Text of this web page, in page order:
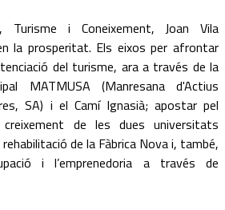
Turisme i Coneixement, Joan Vila
la prosperitat. Els eixos per afrontar
del turisme, ara a través de la
MATMUSA (Manresana d'Actius
SA) i el Camí Ignasià; apostar pel
de les dues universitats
de la Fàbrica Nova i, també,
i l’emprenedoria a través de